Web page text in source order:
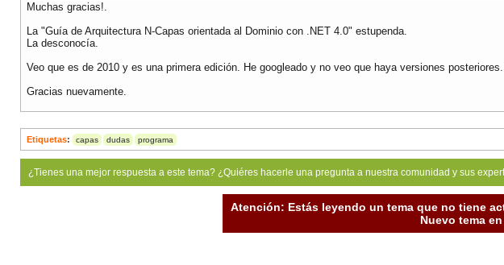
Muchas gracias!.
La "Guía de Arquitectura N-Capas orientada al Dominio con .NET 4.0" estupenda.
La desconocía.
Veo que es de 2010 y es una primera edición. He googleado y no veo que haya versiones
Gracias nuevamente.
Etiquetas: capas dudas programa
¿Tienes una mejor respuesta a este tema? ¿Quiéres hacerle una pregunta a nuestra comunidad y sus
Atención: Estás leyendo un tema que no tiene
Nuevo tema